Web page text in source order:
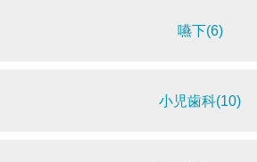
嚥下(6)
小児歯科(10)